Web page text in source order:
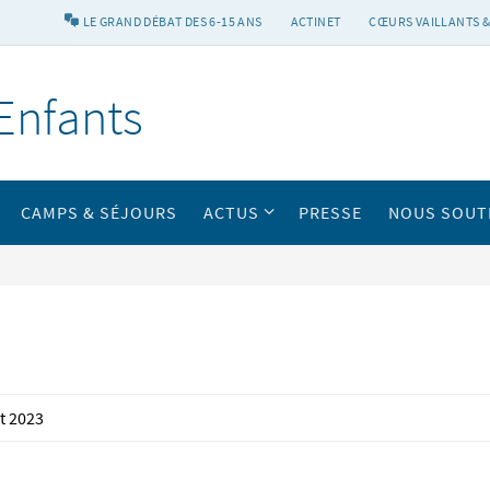
LE GRAND DÉBAT DES 6-15 ANS ACTINET CŒURS VAILLANTS
CAMPS & SÉJOURS ACTUS PRESSE NOUS
2023